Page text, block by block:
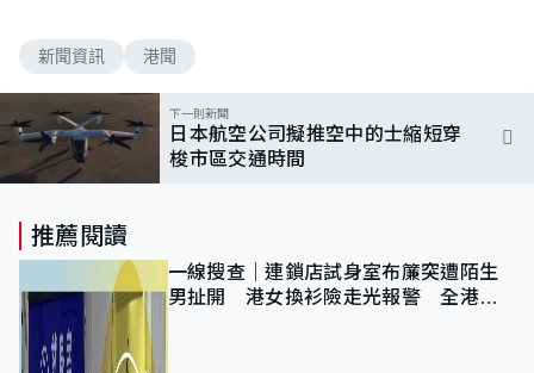
新聞資訊 港聞
下一則新聞
日本航空公司擬推空中的士縮短穿
梭市區交通時間
推薦閱讀
一線搜查｜連鎖店試身室布簾突遭陌生
男扯開 港女換衫險走光報警 全港分